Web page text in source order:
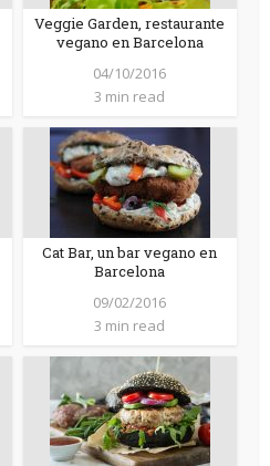
Veggie Garden, restaurante
vegano en Barcelona
04/10/2016
3 min read
Cat Bar, un bar vegano en
Barcelona
09/02/2016
3 min read